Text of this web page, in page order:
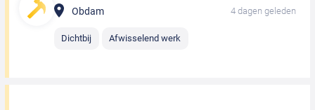
Obdam 4 dagen geleden
Dichtbij Afwisselend werk